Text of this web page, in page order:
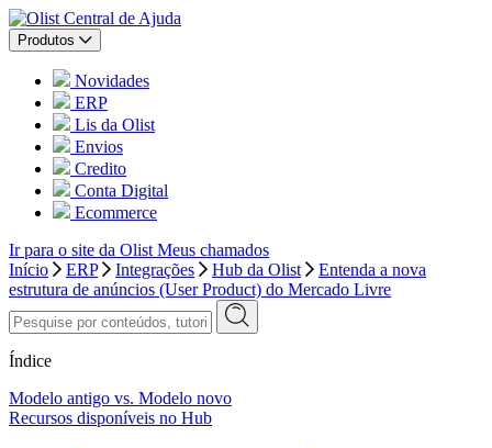
Central de Ajuda
Produtos
Novidades
ERP
Lis da Olist
Envios
Credito
Conta Digital
Ecommerce
Ir para o site da Olist Meus chamados
Início
ERP Integrações Hub da Olist
Entenda a nova
estrutura de anúncios (User Product) do Mercado Livre
Índice
Modelo antigo vs. Modelo novo
Recursos disponíveis no Hub